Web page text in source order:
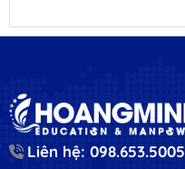
Liên hệ: 098.653.5005